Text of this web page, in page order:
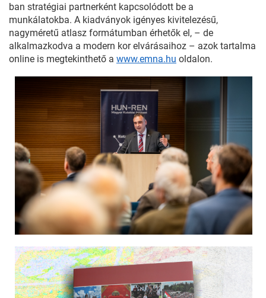
ban stratégiai partnerként kapcsolódott be a
munkálatokba. A kiadványok igényes kivitelezésű,
nagyméretű atlasz formátumban érhetők el, – de
alkalmazkodva a modern kor elvárásaihoz – azok tartalma
online is megtekinthető a www.emna.hu oldalon.